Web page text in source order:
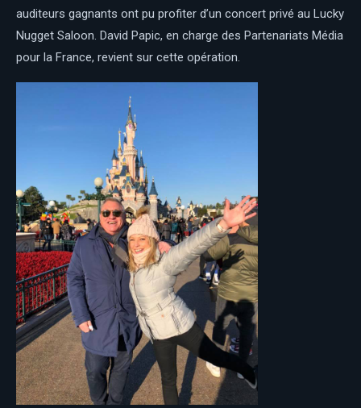
auditeurs gagnants ont pu profiter d’un concert privé au Lucky
Nugget Saloon. David Papic, en charge des Partenariats Média
pour la France, revient sur cette opération.